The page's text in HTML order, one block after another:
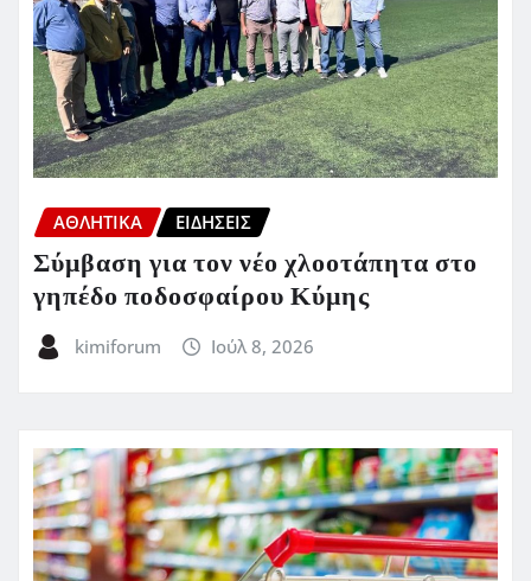
ΑΘΛΗΤΙΚΑ ΕΙΔΗΣΕΙΣ
Σύμβαση για τον νέο χλοοτάπητα στο
γηπέδο ποδοσφαίρου Κύμης
kimiforum Ιούλ 8, 2026